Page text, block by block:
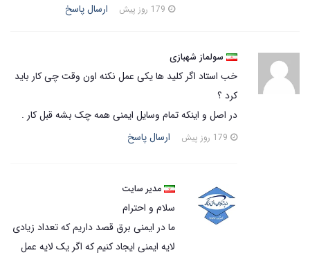
ارسال پاسخ
سولماز شهبازی
خب استاد اگر کلید ها یکی عمل نکنه اون وقت چی کار باید
کرد ؟
در اصل و اینکه تمام وسایل ایمنی همه چک بشه قبل کار .
ارسال پاسخ
مدیر سایت
سلام و احترام
ما در ایمنی برق قصد داریم که تعداد زیادی
لایه ایمنی ایجاد کنیم که اگر یک لایه عمل